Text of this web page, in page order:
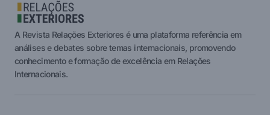
A Revista Relações Exteriores é uma plataforma referência em
análises e debates sobre temas internacionais, promovendo
conhecimento e formação de excelência em Relações
Internacionais.